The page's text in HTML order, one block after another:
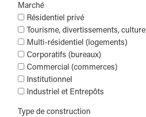
Marché
Résidentiel privé
Tourisme, divertissements, culture
Multi-résidentiel (logements)
Corporatifs (bureaux)
Commercial (commerces)
Institutionnel
Industriel et Entrepôts
Type de construction